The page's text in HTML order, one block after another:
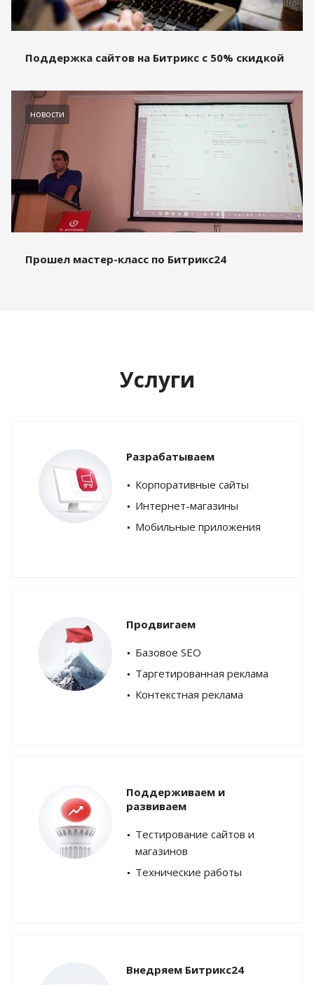
Поддержка сайтов на Битрикс с 50% скидкой
новости
Прошел мастер-класс по Битрикс24
Услуги
Разрабатываем
Корпоративные сайты
Интернет-магазины
Мобильные приложения
Продвигаем
Базовое SEO
Таргетированная реклама
Контекстная реклама
Поддерживаем и
развиваем
Тестирование сайтов и
магазинов
Технические работы
Внедряем Битрикс24